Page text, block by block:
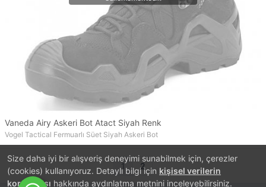
Size daha iyi bir alışveriş deneyimi sunabilmek için, çerezler
(cookies) kullanıyoruz. Detaylı bilgi için kişisel verilerin
korunması hakkında aydınlatma metnini inceleyebilirsiniz.
Vaneda Airy Askeri Bot Atact Siyah Renk
Vogel Tactical Fermuarlı Süet Siyah Askeri Bot
1 2